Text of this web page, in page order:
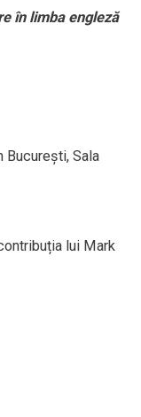
în limba engleză
București, Sala
lui Mark